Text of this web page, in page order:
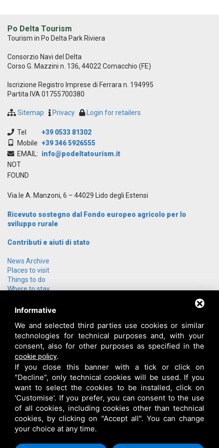
Po Delta Tourism
Tourism in Po Delta Park Riviera
Consorzio Navi del Delta
Corso G. Mazzini n. 136, 44022 Comacchio (FE)
Iscrizione Registro Imprese di Ferrara n. 194995
Partita IVA 01755700380
Sitemap Privacy Login for retailers
Tel
+39 0533 81302
Mobile +39 346 5926555
EMAIL:
NOT
FOUND
info@podeltatourism.it
Via.le A. Manzoni, 6 – 44029 Lido degli Estensi
Ricevuto sostegno dal Fondo europeo agricolo per lo
sviluppo rurale
Contributi e aiuti di stato
News Archive
Places to visit
Things to do
Where to stay
How to get here
Contact us
Login
Informative
We and selected third parties use cookies or similar
technologies for technical purposes and, with your
consent, also for other purposes as specified in the
cookie policy.
If you close this banner with a tick or click on
"Decline", only technical cookies will be used. If you
want to select the cookies to be installed, click on
'Customise'. If you prefer, you can consent to the use
of all cookies, including cookies other than technical
cookies, by clicking on "Accept all". You can change
your choice at any time.